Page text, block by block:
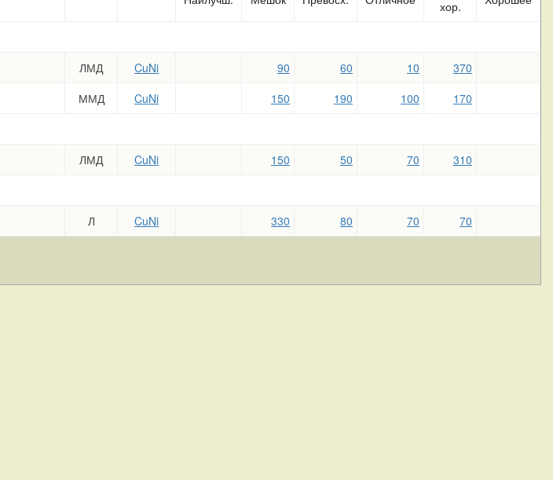
хор.
ЛМД CuNi 90 60 10
370
ММД CuNi 150 190 100
170
ЛМД CuNi 150 50 70
310
Л CuNi 330 80 70 70